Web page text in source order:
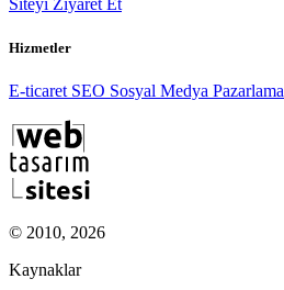
Siteyi Ziyaret Et
Hizmetler
E-ticaret SEO Sosyal Medya Pazarlama
© 2010, 2026
Kaynaklar